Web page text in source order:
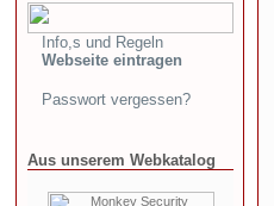
Info,s und Regeln
Webseite eintragen
Passwort vergessen?
Aus unserem Webkatalog